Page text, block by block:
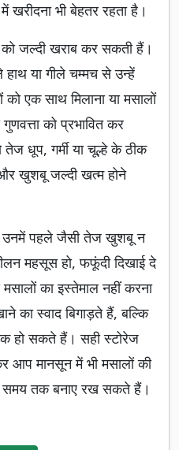
भी बेहतर रहता है।
जल्दी खराब कर सकती हैं।
या गीले चम्मच से उन्हें
एक साथ मिलाना या मसालों
को प्रभावित कर
धूप, गर्मी या चूल्हे के ठीक
खुशबू जल्दी खत्म होने
उनमें पहले जैसी तेज खुशबू न
महसूस हो, फफूंदी दिखाई दे
का इस्तेमाल नहीं करना
का स्वाद बिगाड़ते हैं, बल्कि
हो सकते हैं। सही स्टोरेज
आप मानसून में भी मसालों की
समय तक बनाए रख सकते हैं।